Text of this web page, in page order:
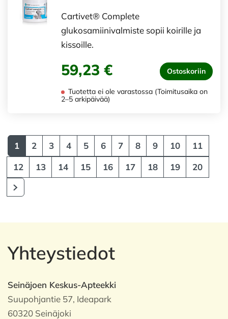
Cartivet® Complete
glukosamiinivalmiste sopii koirille ja
kissoille.
59,23 € Ostoskoriin
Tuotetta ei ole varastossa (Toimitusaika on
2–5 arkipäivää)
1 2 3 4 5 6 7 8 9 10
11
12
13 14 15 16 17 18 19 20
Yhteystiedot
Seinäjoen Keskus-Apteekki
Suupohjantie 57, Ideapark
60320 Seinäjoki